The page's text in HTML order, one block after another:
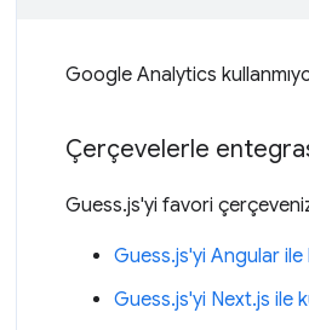
Google Analytics
Çerçevelerle
Guess.js'yi favori
Guess.js'yi Angular ile
Guess.js'yi Next.js ile